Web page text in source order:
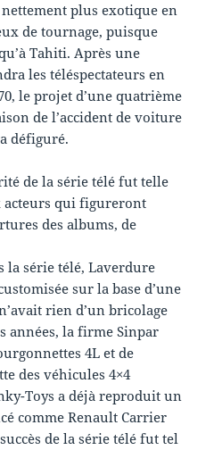
plus exotique en
de tournage, puisque
Tahiti. Après une
les téléspectateurs en
le projet d’une quatrième
de l’accident de voiture
défiguré.
de la série télé fut telle
acteurs qui figureront
des albums, de
la série télé, Laverdure
sur la base d’une
rien d’un bricolage
années, la firme Sinpar
4L et de
des véhicules 4×4
Toys a déjà reproduit un
comme Renault Carrier
de la série télé fut tel